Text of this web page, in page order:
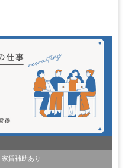
賃補助あり